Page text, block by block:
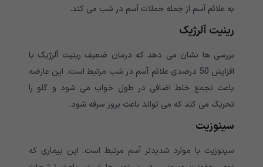
به علائم آسم از جمله حملات آسم در شب می کند.
رینیت آلرژیک
بررسی ها نشان می دهد که درمان ضعیف رینیت آلرژیک با
افزایش 50 درصدی علائم آسم در شب مرتبط است. این عارضه
باعث تجمع خلط اضافی در طول خواب می شود و گلو را
تحریک می کند که می تواند باعث بروز سرفه شود.
سینوزیت
سینوزیت با موارد شدیدتر آسم مرتبط است. این بیماری که